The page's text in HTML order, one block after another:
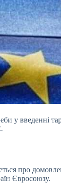
у введенні
про
Євросоюзу.